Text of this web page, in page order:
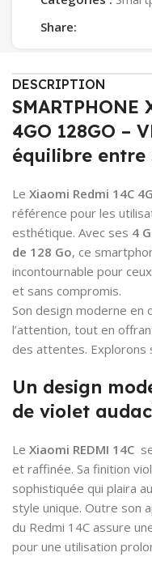
Share:
DESCRIPTION
4GO 128GO –
équilibre
Le Xiaomi Redmi 14C
référence pour les
esthétique. Avec ses 4
de 128 Go, ce
incontournable pour
et sans compromis.
Son design moderne
l’attention, tout en
des attentes. Explorons
Un design
de violet
Le Xiaomi REDMI 14C
et raffinée. Sa finition
sophistiquée qui plaira
style unique. Outre son
du Redmi 14C assure
pour une utilisation